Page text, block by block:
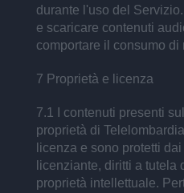
durante l'uso del
e scaricare contenuti
comportare il consumo di
7 Proprietà e licenza
7.1 I contenuti presenti
proprietà di
licenza e sono protetti
licenziante, diritti a tutela
proprietà intellettuale.